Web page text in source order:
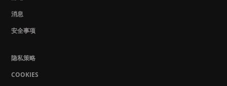
消息
安全事项
隐私策略
COOKIES